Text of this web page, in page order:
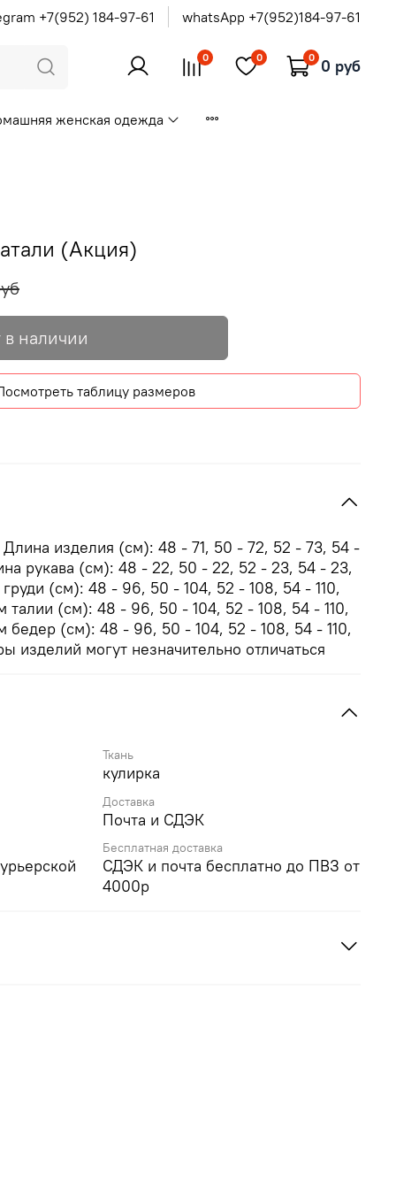
+7(952) 184-97-61 whatsApp +7(952)184-97-61
0 0 0 0 руб
женская одежда
(Акция)
наличии
таблицу размеров
Длина изделия (см): 48 - 71, 50 - 72, 52 - 73, 54 -
рукава (см): 48 - 22, 50 - 22, 52 - 23, 54 - 23,
(см): 48 - 96, 50 - 104, 52 - 108, 54 - 110,
талии (см): 48 - 96, 50 - 104, 52 - 108, 54 - 110,
бедер (см): 48 - 96, 50 - 104, 52 - 108, 54 - 110,
изделий могут незначительно отличаться
Ткань
кулирка
Доставка
Почта и СДЭК
Бесплатная доставка
СДЭК и почта бесплатно до ПВЗ от
4000р